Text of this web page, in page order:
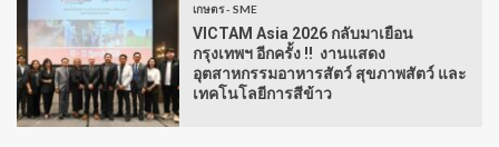
เกษตร - SME
VICTAM Asia 2026 กลับมาเยือน
กรุงเทพฯ อีกครั้ง !! งานแสดง
อุตสาหกรรมอาหารสัตว์ สุขภาพสัตว์ และ
เทคโนโลยีการสีข้าว